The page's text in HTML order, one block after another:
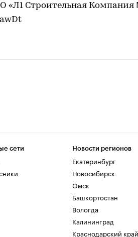
«Л1 Строительная Компания
сети Новости регионов
Екатеринбург
Новосибирск
Омск
Башкортостан
Вологда
Калининград
Краснодарский край